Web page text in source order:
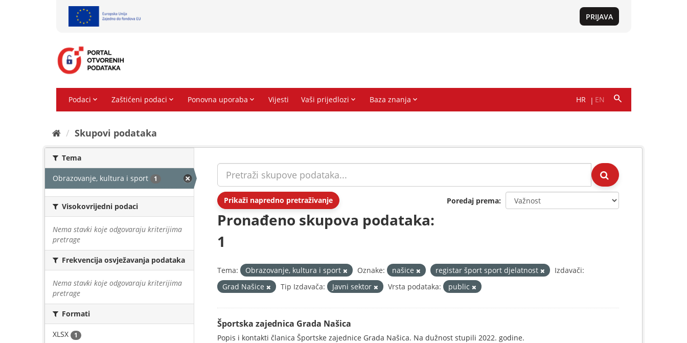
Skupovi podаtаkа
Tema
Obrazovanje, kultura i sport 1
Visokovrijedni podaci
Nema stavki koje odgovaraju kriterijima
pretrage
Frekvencija osvježavanja podataka
Nema stavki koje odgovaraju kriterijima
pretrage
Formati
XLSX 1
Prikaži napredno pretraživanje Poredaj prema
Pronađeno skupova podataka:
1
Tema: Obrazovanje, kultura i sport Oznake: našice registar šport sport djelatnost
Izdavači:
Grad Našice
Tip Izdavača: Javni sektor Vrsta podataka: public
Športska zajednica Grada Našica
Popis i kontakti članica Športske zajednice Grada Našica. Na dužnost stupili 2022. godine.